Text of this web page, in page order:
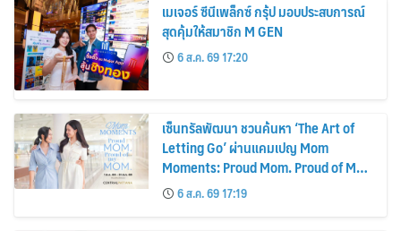
เมเจอร์ ซีนีเพล็กซ์ กรุ้ป มอบประสบการณ์
สุดคุ้มให้สมาชิก M GEN
6 ส.ค. 69 17:20
เซ็นทรัลพัฒนา ชวนค้นหา ‘The Art of
Letting Go’ ผ่านแคมเปญ Mom
Moments: Proud Mom. Proud of My
Mom.6 ส.ค. 69 17:19